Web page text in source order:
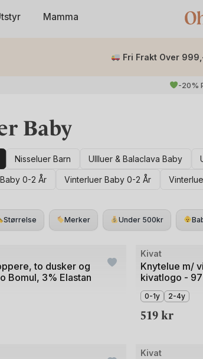
Mamma
Fri Frakt Over
-20%
Baby
Nisseluer Barn Ullluer & Balaclava Baby
0-2 År Vinterluer Baby 0-2 År
Størrelse Merker Under 500kr
to dusker og
Bomul, 3% Elastan
Bilde
av
4
Kivat
Knytelue m/
kivatlogo -
0-1y 2-4y
519kr
Bilde
Kivat